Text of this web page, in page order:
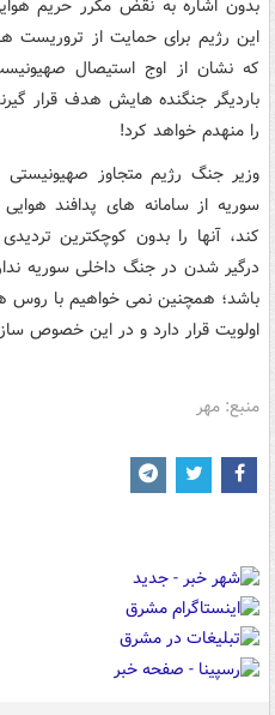
بدون اشاره به نقض مکرر حریم
این رژیم برای حمایت از تروریست
که نشان از اوج استیصال
باردیگر جنگنده هایش هدف قرار
را منهدم خواهد کرد!
وزیر جنگ رژیم متجاوز صهیونیستی
سوریه از سامانه‌ های پدافند
کند، آنها را بدون کوچکترین
درگیر شدن در جنگ داخلی سوریه
باشد؛ همچنین نمی‌ خواهیم با روس‌
اولویت قرار دارد و در این خصوص
منبع: مهر